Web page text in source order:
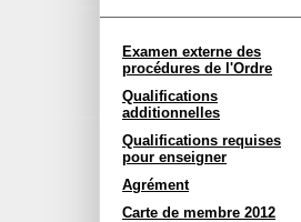
Examen externe des
procédures de l'Ordre
Qualifications
additionnelles
Qualifications requises
pour enseigner
Agrément
Carte de membre 2012